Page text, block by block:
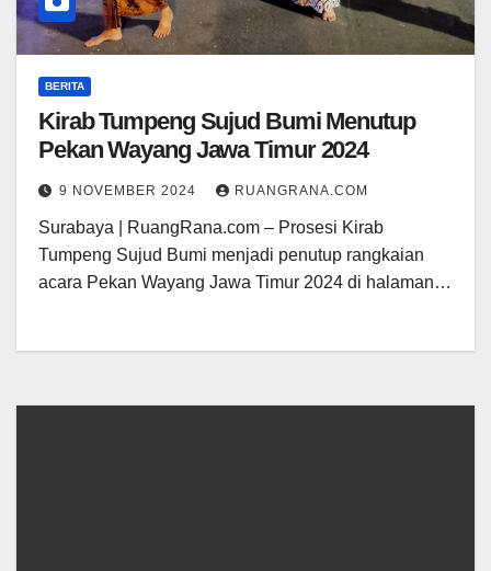
BERITA
Kirab Tumpeng Sujud Bumi Menutup
Pekan Wayang Jawa Timur 2024
9 NOVEMBER 2024 RUANGRANA.COM
Surabaya | RuangRana.com – Prosesi Kirab
Tumpeng Sujud Bumi menjadi penutup rangkaian
acara Pekan Wayang Jawa Timur 2024 di halaman…